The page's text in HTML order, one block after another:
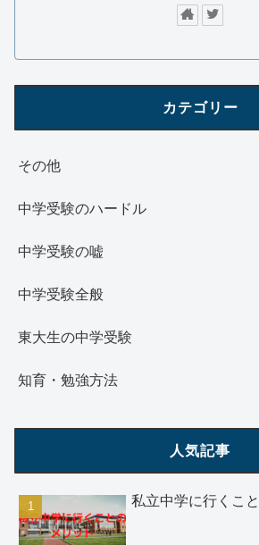
カテゴリー
その他
中学受験のハードル
中学受験の嘘
中学受験全般
東大生の中学受験
知育・勉強方法
人気記事
私立中学に行くこ